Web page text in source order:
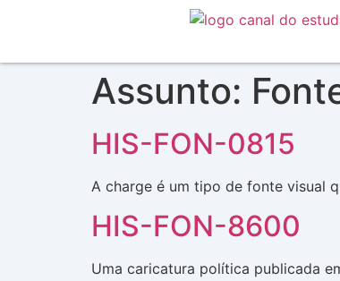
Assunto:
HIS-FON-0815
A charge é um tipo de fonte visual
HIS-FON-8600
Uma caricatura política publicada